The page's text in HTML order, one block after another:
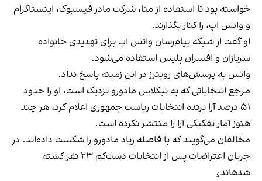
خواسته بود تا استفاده از متا، شرکت مادر فیسبوک، اینستاگرام
و واتس اپ، را کنار بگذارند.
او گفت از شبکه پیام‌رسان واتس اپ برای تهدیدی خانواده
سربازان و افسران پلیس استفاده می‌شود.
واتس به پرسش‌های رویترز در این زمینه پاسخ نداد.
مرجع انتخاباتی که به نیکلاس مادورو نزدیک است، او را حدود
۵۱ درصد آرا برنده انتخابات ریاست جمهوری اعلام کرد، هر چند
هنوز آمار تفکیکی آرا را منتشر نکرده است.
مخالفان می‌گویند که با فاصله زیاد مادورو را شکست داده‌اند. در
جریان اعتراضات پس از انتخابات دست‌کم ۲۳ نفر کشته
شدهاندږ